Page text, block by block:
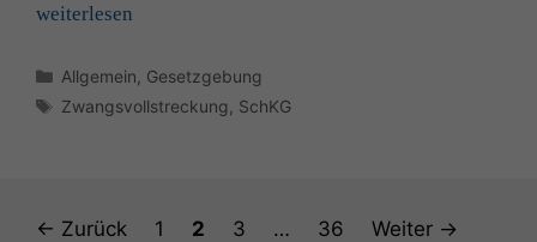
weit­er­lesen
Kategorien
Allgemein Gesetzgebung
Schlagwörter
Zwangsvollstreckung SchKG
← Zurück Seite
1 Seite
2 Seite
3 … Seite
36 Weiter →